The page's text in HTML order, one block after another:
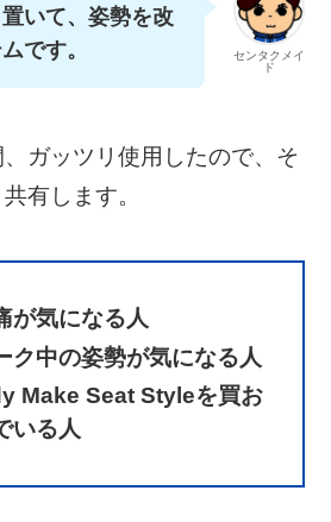
センタクメイ
ド
いて、姿勢を改
です。
ガッツリ使用したので、そ
有します。
が気になる人
ク中の姿勢が気になる人
Make Seat Styleを買お
いる人